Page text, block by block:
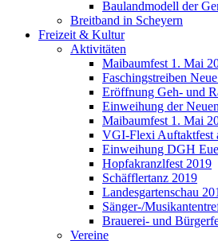
Baulandmodell der
Breitband in Scheyern
Freizeit & Kultur
Aktivitäten
Maibaumfest 1. Mai
Faschingstreiben
Eröffnung Geh- und
Einweihung der
Maibaumfest 1. Mai
VGI-Flexi Auftaktfest
Einweihung DGH
Hopfakranzlfest 2019
Schäfflertanz 2019
Landesgartenschau
Sänger-/
Brauerei- und
Vereine